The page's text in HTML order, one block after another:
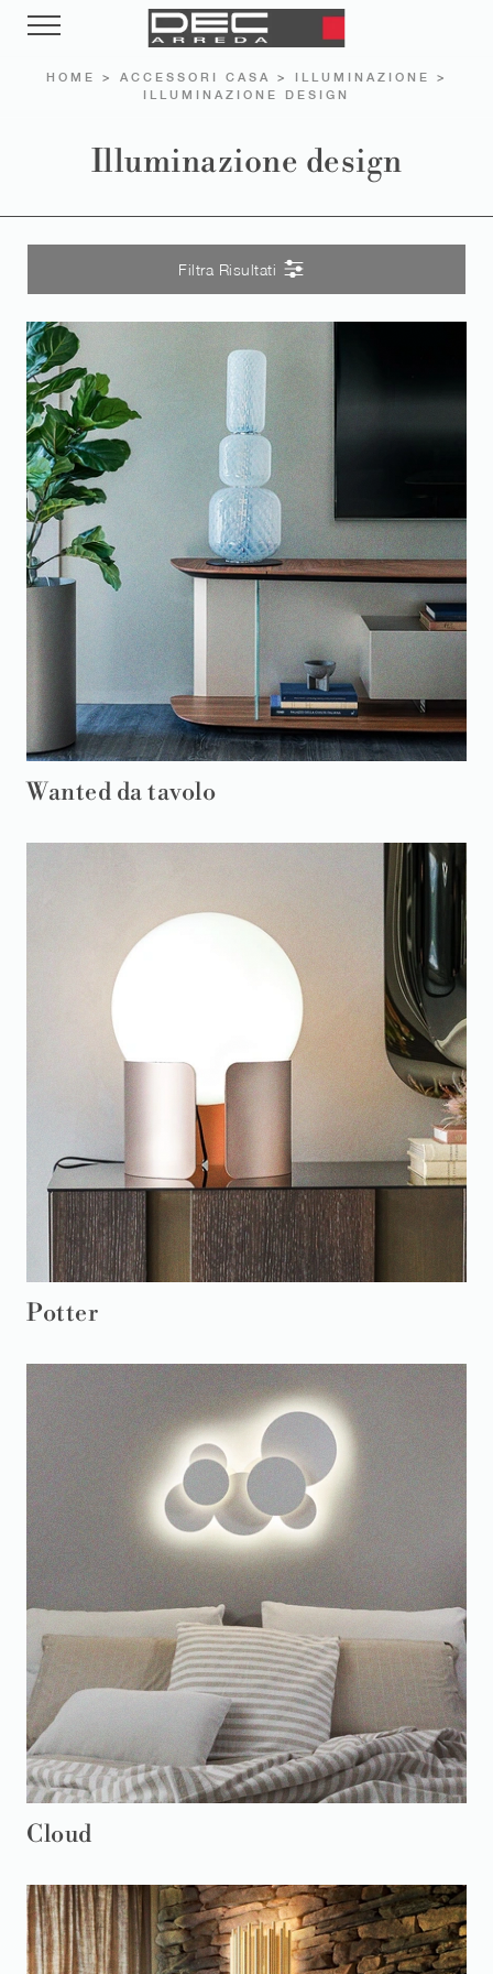
HOME > ACCESSORI CASA > ILLUMINAZIONE
>
ILLUMINAZIONE DESIGN
Illuminazione design
Filtra Risultati
Wanted da tavolo
Potter
Cloud